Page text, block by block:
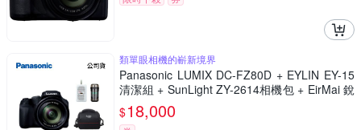
類單眼相機的嶄新境界
Panasonic LUMIX DC-FZ80D + EYLIN EY-15
清潔組 + SunLight ZY-2614相機包 + EirMai 銳
瑪 HD-100C電子除濕卡 FZ80D (公司貨)
$18,000